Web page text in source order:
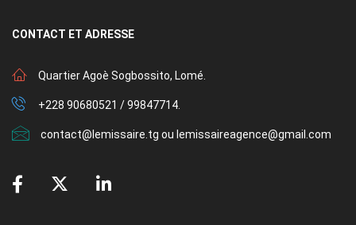
CONTACT ET ADRESSE
Quartier Agoè Sogbossito, Lomé.
+228 90680521 / 99847714.
contact@lemissaire.tg ou lemissaireagence@gmail.com